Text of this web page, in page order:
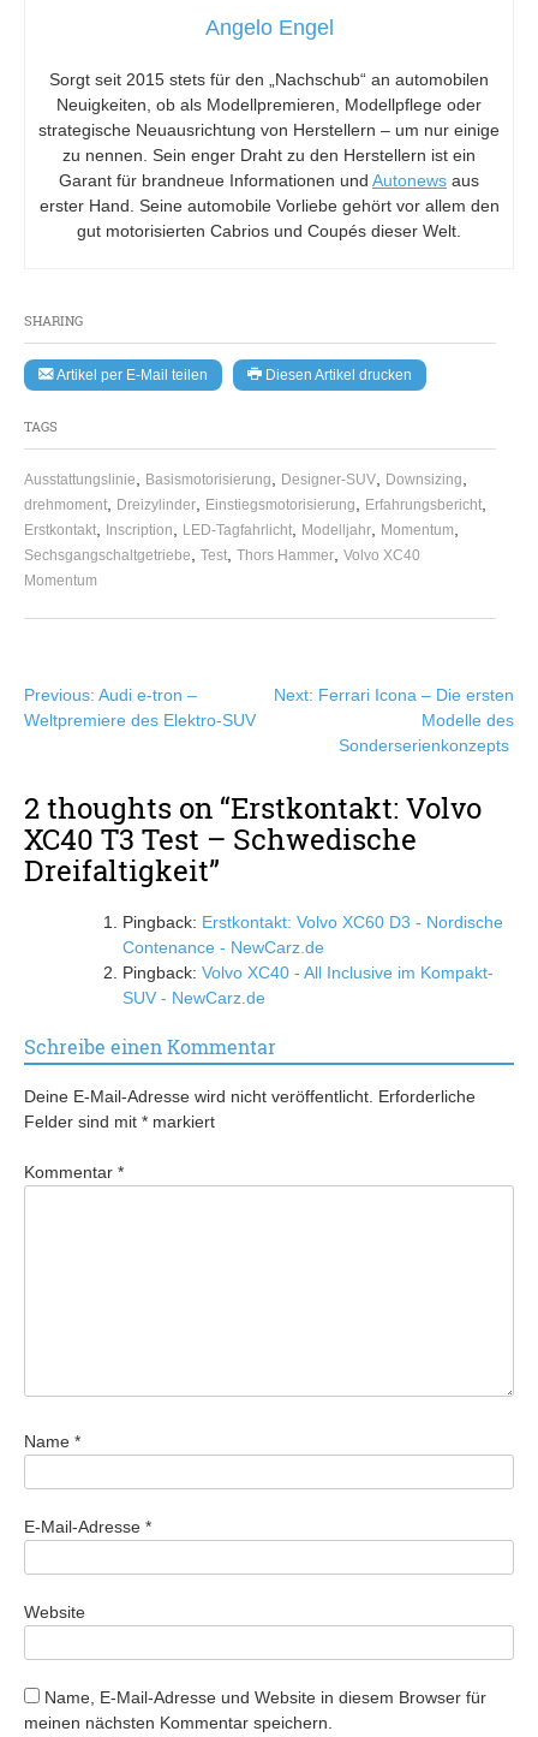
SHARING
Artikel per E-Mail teilen Diesen Artikel drucken
TAGS
Ausstattungslinie Basismotorisierung Designer-SUV Downsizing
drehmoment Dreizylinder Einstiegsmotorisierung Erfahrungsbericht
Erstkontakt Inscription LED-Tagfahrlicht Modelljahr Momentum
Sechsgangschaltgetriebe Test Thors Hammer Volvo XC40
Momentum
Angelo Engel
Sorgt seit 2015 stets für den „Nachschub“ an automobilen
Neuigkeiten, ob als Modellpremieren, Modellpflege oder
strategische Neuausrichtung von Herstellern – um nur einige
zu nennen. Sein enger Draht zu den Herstellern ist ein
Garant für brandneue Informationen und Autonews aus
erster Hand. Seine automobile Vorliebe gehört vor allem den
gut motorisierten Cabrios und Coupés dieser Welt.
Beitragsnavigation
Previous: Audi e-tron –
Weltpremiere des Elektro-SUV
Next: Ferrari Icona – Die ersten
Modelle des
Sonderserienkonzepts
2 thoughts on “Erstkontakt: Volvo
XC40 T3 Test – Schwedische
Dreifaltigkeit”
Pingback: Erstkontakt: Volvo XC60 D3 - Nordische
Contenance - NewCarz.de
Pingback: Volvo XC40 - All Inclusive im Kompakt-
SUV - NewCarz.de
Schreibe einen Kommentar
Deine E-Mail-Adresse wird nicht veröffentlicht. Erforderliche
Felder sind mit * markiert
Kommentar *
Name *
E-Mail-Adresse *
Website
Name, E-Mail-Adresse und Website in diesem Browser für
meinen nächsten Kommentar speichern.